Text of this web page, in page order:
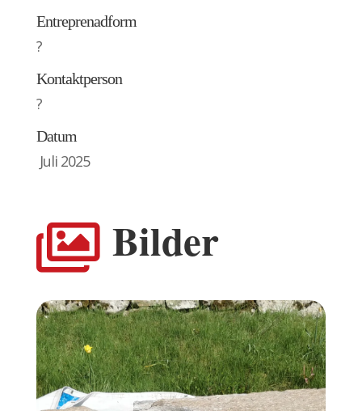
Entreprenadform
?
Kontaktperson
?
Datum
Juli 2025
 Bilder